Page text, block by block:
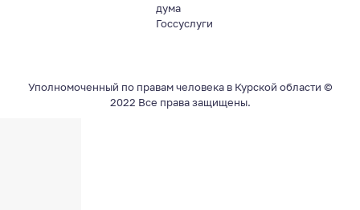
дума
Госсуслуги
Уполномоченный по правам человека в Курской области ©
2022 Все права защищены.